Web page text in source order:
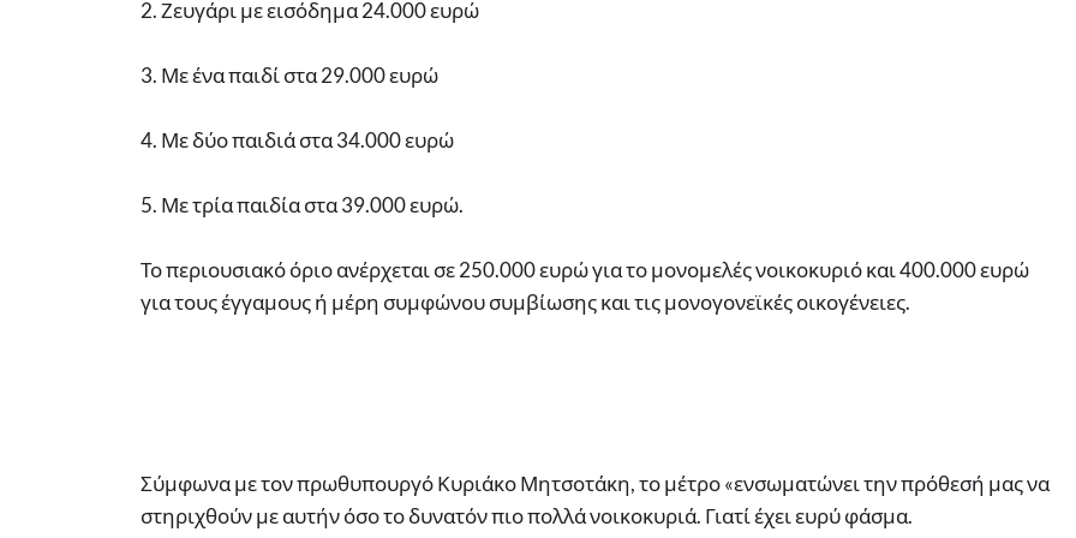
2. Ζευγάρι με εισόδημα 24.000 ευρώ
3. Με ένα παιδί στα 29.000 ευρώ
4. Με δύο παιδιά στα 34.000 ευρώ
5. Με τρία παιδία στα 39.000 ευρώ.
Το περιουσιακό όριο ανέρχεται σε 250.000 ευρώ για το μονομελές νοικοκυριό και 400.000 ευρώ
για τους έγγαμους ή μέρη συμφώνου συμβίωσης και τις μονογονεϊκές οικογένειες.
Σύμφωνα με τον πρωθυπουργό Κυριάκο Μητσοτάκη, το μέτρο «ενσωματώνει την πρόθεσή μας να
στηριχθούν με αυτήν όσο το δυνατόν πιο πολλά νοικοκυριά. Γιατί έχει ευρύ φάσμα.